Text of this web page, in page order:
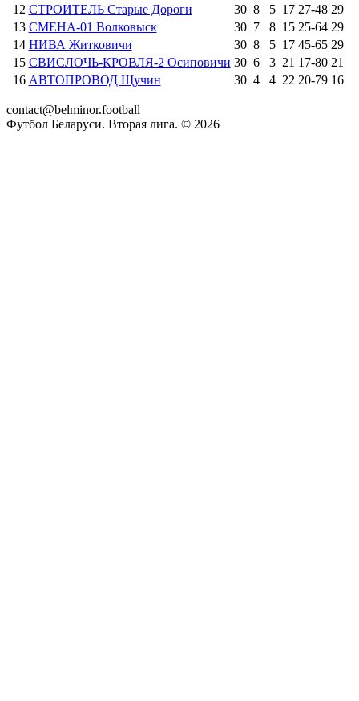
12 СТРОИТЕЛЬ Старые Дороги 30 8 5 17 27-48 29
13 СМЕНА-01 Волковыск 30 7 8 15 25-64 29
14 НИВА Житковичи 30 8 5 17 45-65 29
15 СВИСЛОЧЬ-КРОВЛЯ-2 Осиповичи 30 6 3 21 17-80 21
16 АВТОПРОВОД Щучин 30 4 4 22 20-79 16
contact@belminor.football
Футбол Беларуси. Вторая лига. © 2026